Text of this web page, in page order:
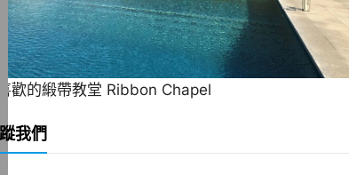
喜歡的緞帶教堂 Ribbon Chapel
我們